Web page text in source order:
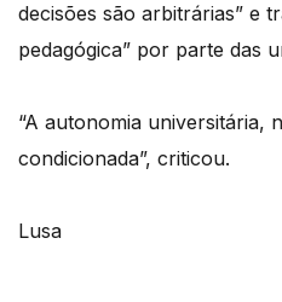
decisões são arbitrárias” e
pedagógica” por parte das
“A autonomia universitária,
condicionada”, criticou.
Lusa